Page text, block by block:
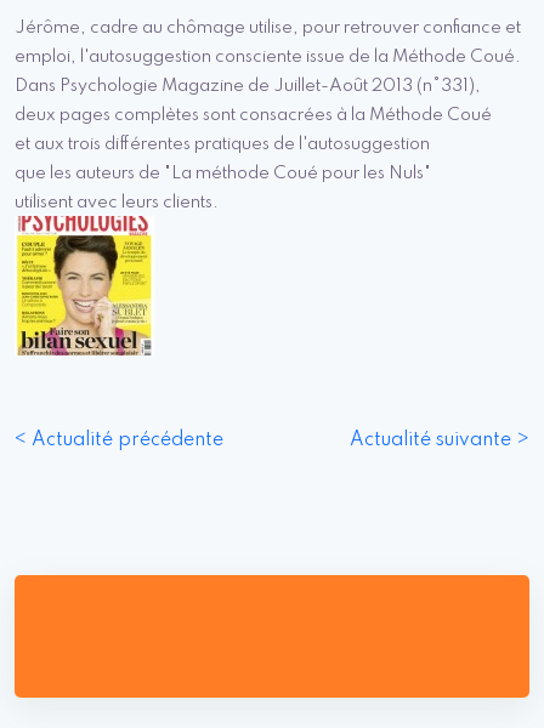
Jérôme, cadre au chômage utilise, pour retrouver confiance et
emploi, l'autosuggestion consciente issue de la Méthode Coué.
Dans Psychologie Magazine de Juillet-Août 2013 (n°331),
deux pages complètes sont consacrées à la Méthode Coué
et aux trois différentes pratiques de l'autosuggestion
que les auteurs de "La méthode Coué pour les Nuls"
utilisent avec leurs clients.
< Actualité précédente Actualité suivante >